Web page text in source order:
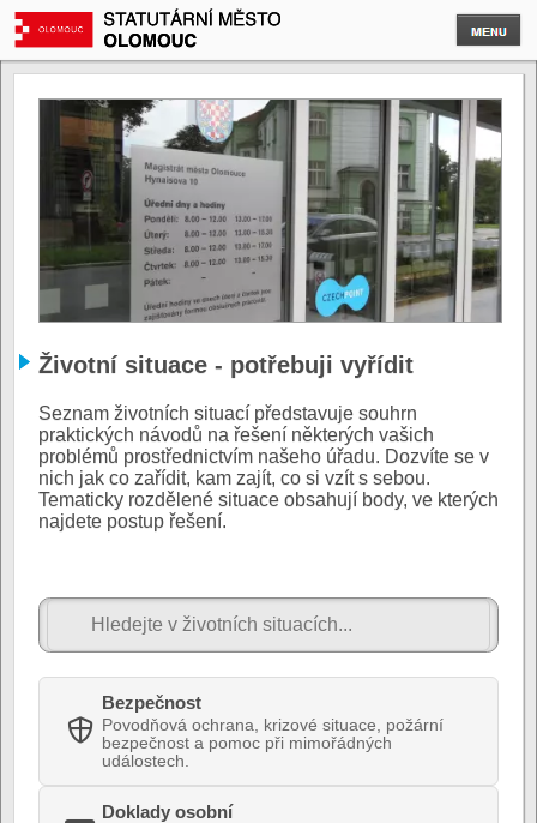
Životní situace - potřebuji vyřídit
Seznam životních situací představuje souhrn
praktických návodů na řešení některých vašich
problémů prostřednictvím našeho úřadu. Dozvíte se v
nich jak co zařídit, kam zajít, co si vzít s sebou.
Tematicky rozdělené situace obsahují body, ve kterých
najdete postup řešení.
Bezpečnost
Povodňová ochrana, krizové situace, požární
bezpečnost a pomoc při mimořádných
událostech.
Doklady osobní